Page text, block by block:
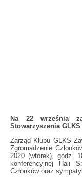
Na 22 września
Stowarzyszenia
Zarząd Klubu GLKS
Zgromadzenie
2020 (wtorek), godz.
konferencyjnej Hali
Członków oraz